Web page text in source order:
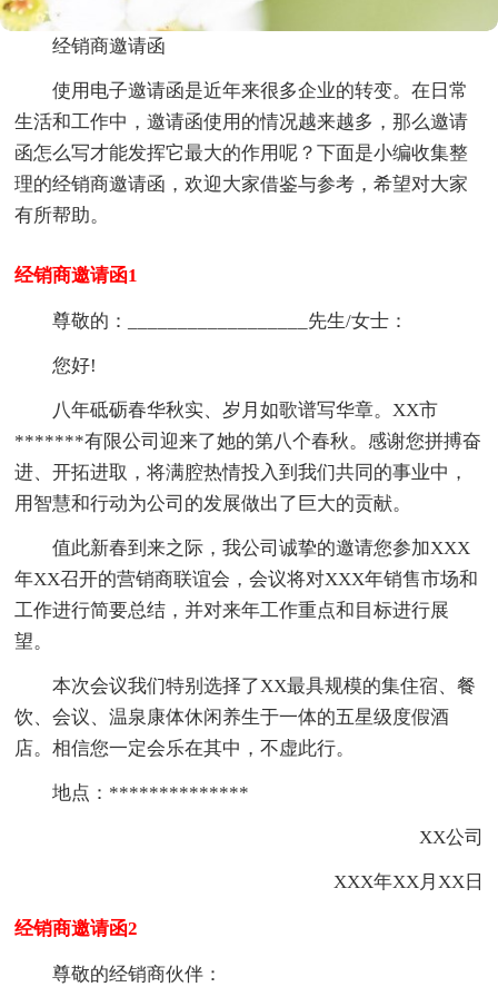
经销商邀请函
使用电子邀请函是近年来很多企业的转变。在日常
生活和工作中，邀请函使用的情况越来越多，那么邀请
函怎么写才能发挥它最大的作用呢？下面是小编收集整
理的经销商邀请函，欢迎大家借鉴与参考，希望对大家
有所帮助。
经销商邀请函1
尊敬的：__________________先生/女士：
您好!
八年砥砺春华秋实、岁月如歌谱写华章。XX市
*******有限公司迎来了她的第八个春秋。感谢您拼搏奋
进、开拓进取，将满腔热情投入到我们共同的事业中，
用智慧和行动为公司的发展做出了巨大的贡献。
值此新春到来之际，我公司诚挚的邀请您参加XXX
年XX召开的营销商联谊会，会议将对XXX年销售市场和
工作进行简要总结，并对来年工作重点和目标进行展
望。
本次会议我们特别选择了XX最具规模的集住宿、餐
饮、会议、温泉康体休闲养生于一体的五星级度假酒
店。相信您一定会乐在其中，不虚此行。
地点：**************
XX公司
XXX年XX月XX日
经销商邀请函2
尊敬的经销商伙伴：